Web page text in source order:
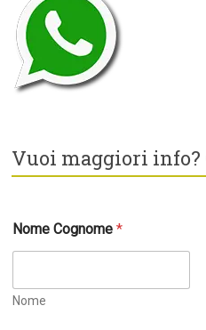
Vuoi maggiori
Nome Cognome*
Nome